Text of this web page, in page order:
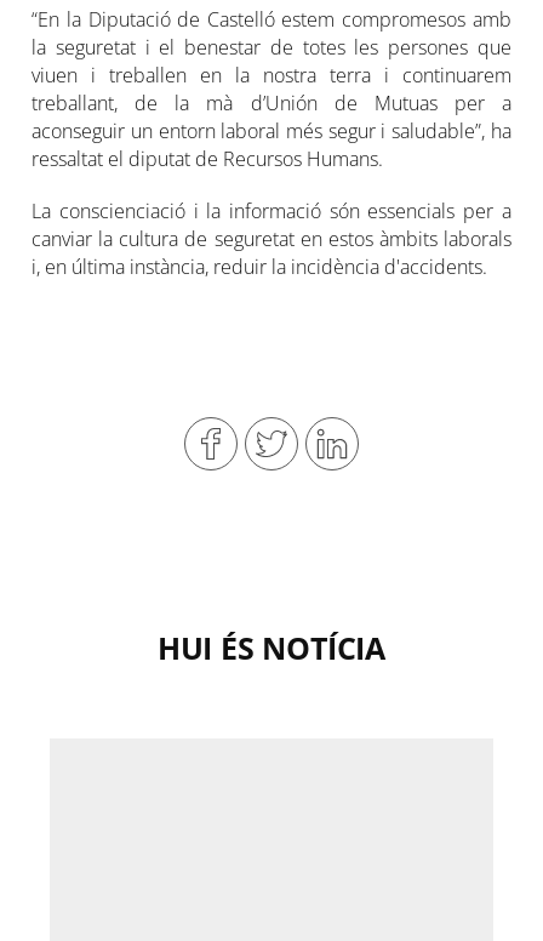
“En la Diputació de Castelló estem compromesos amb
la seguretat i el benestar de totes les persones que
viuen i treballen en la nostra terra i continuarem
treballant, de la mà d’Unión de Mutuas per a
aconseguir un entorn laboral més segur i saludable”, ha
ressaltat el diputat de Recursos Humans.
La conscienciació i la informació són essencials per a
canviar la cultura de seguretat en estos àmbits laborals
i, en última instància, reduir la incidència d'accidents.
HUI ÉS NOTÍCIA